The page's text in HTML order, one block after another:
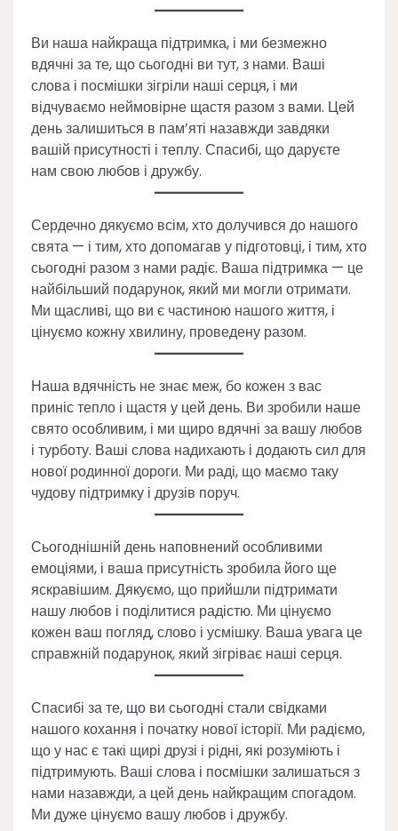
Ви наша найкраща підтримка, і ми безмежно
вдячні за те, що сьогодні ви тут, з нами. Ваші
слова і посмішки зігріли наші серця, і ми
відчуваємо неймовірне щастя разом з вами. Цей
день залишиться в пам’яті назавжди завдяки
вашій присутності і теплу. Спасибі, що даруєте
нам свою любов і дружбу.
Сердечно дякуємо всім, хто долучився до нашого
свята — і тим, хто допомагав у підготовці, і тим, хто
сьогодні разом з нами радіє. Ваша підтримка — це
найбільший подарунок, який ми могли отримати.
Ми щасливі, що ви є частиною нашого життя, і
цінуємо кожну хвилину, проведену разом.
Наша вдячність не знає меж, бо кожен з вас
приніс тепло і щастя у цей день. Ви зробили наше
свято особливим, і ми щиро вдячні за вашу любов
і турботу. Ваші слова надихають і додають сил для
нової родинної дороги. Ми раді, що маємо таку
чудову підтримку і друзів поруч.
Сьогоднішній день наповнений особливими
емоціями, і ваша присутність зробила його ще
яскравішим. Дякуємо, що прийшли підтримати
нашу любов і поділитися радістю. Ми цінуємо
кожен ваш погляд, слово і усмішку. Ваша увага це
справжній подарунок, який зігріває наші серця.
Спасибі за те, що ви сьогодні стали свідками
нашого кохання і початку нової історії. Ми радіємо,
що у нас є такі щирі друзі і рідні, які розуміють і
підтримують. Ваші слова і посмішки залишаться з
нами назавжди, а цей день найкращим спогадом.
Ми дуже цінуємо вашу любов і дружбу.